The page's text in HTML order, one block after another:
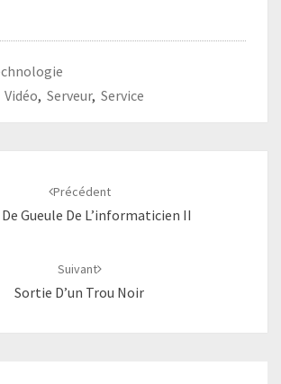
, Serveur, Service
Précédent
Gueule De L’informaticien II
Suivant
Sortie D’un Trou Noir